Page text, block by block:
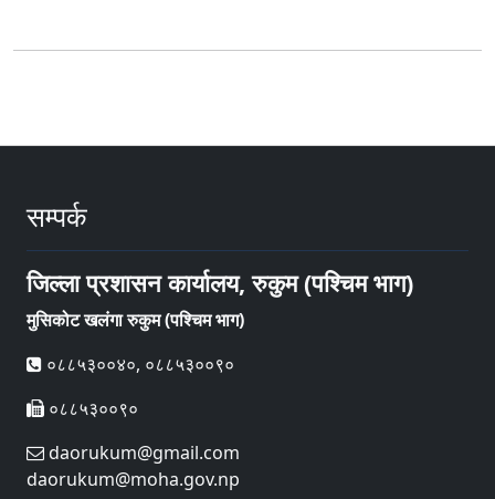
सम्पर्क
जिल्ला प्रशासन कार्यालय, रुकुम (पश्चिम भाग)
मुसिकोट खलंगा रुकुम (पश्चिम भाग)
०८८५३००४०, ०८८५३००९०
०८८५३००९०
daorukum@gmail.com
daorukum@moha.gov.np